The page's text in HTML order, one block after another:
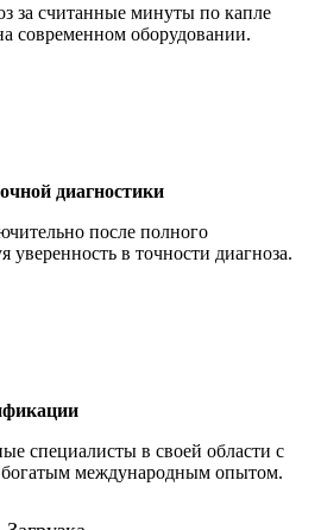
за считанные минуты по капле
современном оборудовании.
диагностики
после полного
уверенность в точности диагноза.
специалисты в своей области с
международным опытом.